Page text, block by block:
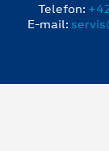
Telefon:
E-mail: